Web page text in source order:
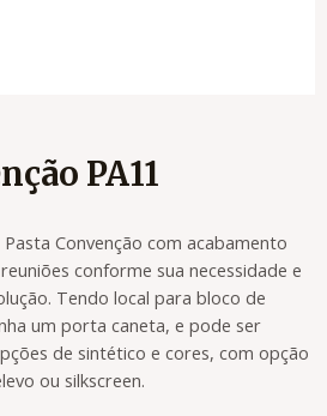
PA11
Pasta Convenção com acabamento
conforme sua necessidade e
Tendo local para bloco de
um porta caneta, e pode ser
de sintético e cores, com opção
ou silkscreen.